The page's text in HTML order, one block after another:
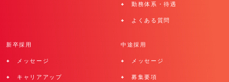
+ 勤務体系・待遇
+ よくある質問
新卒採用
+ メッセージ
+ キャリアアップ
中途採用
+ メッセージ
+ 募集要項